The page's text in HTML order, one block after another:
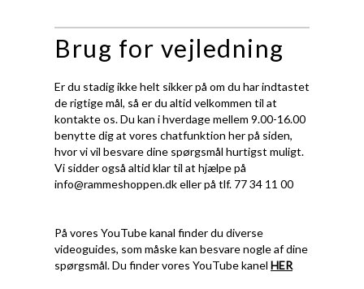
Brug for vejledning
Er du stadig ikke helt sikker på om du har indtastet
de rigtige mål, så er du altid velkommen til at
kontakte os. Du kan i hverdage mellem 9.00-16.00
benytte dig at vores chatfunktion her på siden,
hvor vi vil besvare dine spørgsmål hurtigst muligt.
Vi sidder også altid klar til at hjælpe på
info@rammeshoppen.dkeller på tlf. 77 34 11 00
På vores YouTube kanal finder du diverse
videoguides, som måske kan besvare nogle af dine
spørgsmål. Du finder vores YouTube kanel HER